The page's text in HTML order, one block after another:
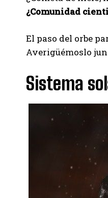
¿Comunidad
El paso del orbe
Averigüémoslo
Sistema